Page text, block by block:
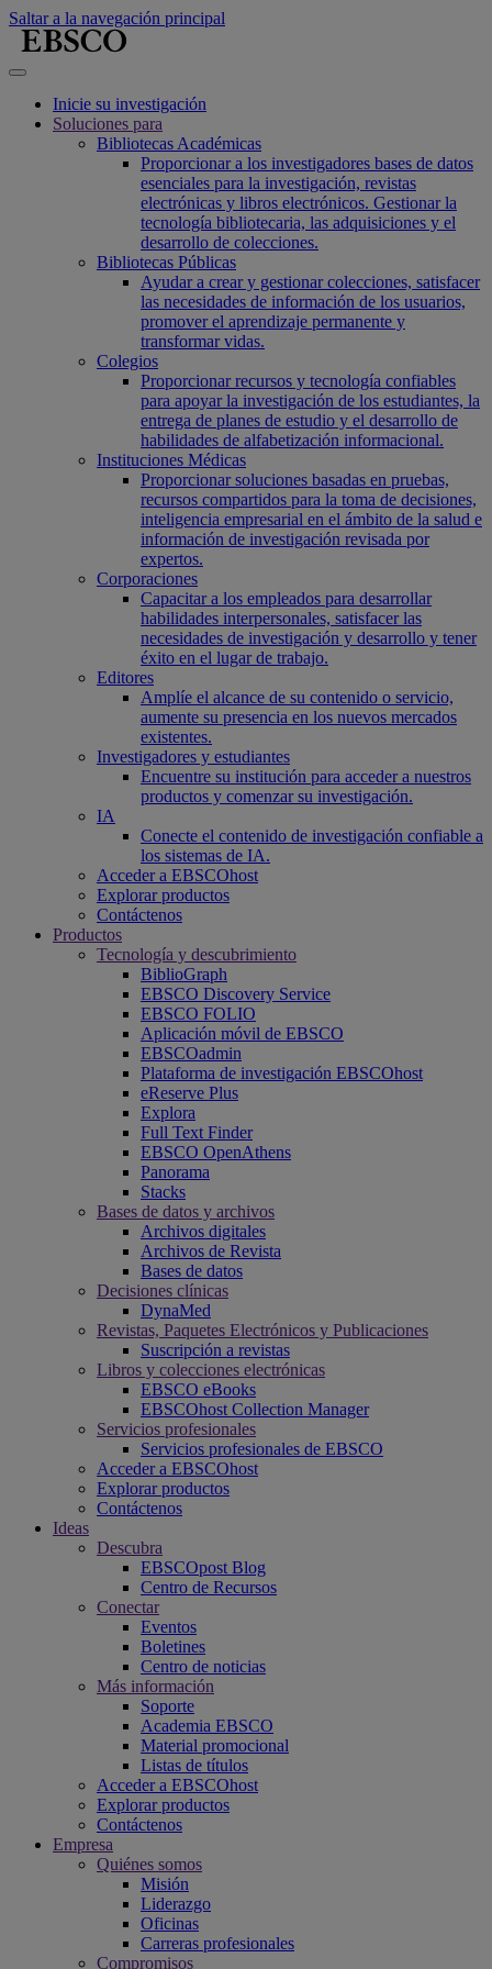
Saltar a la navegación principal
Inicie su investigación
Soluciones para
Bibliotecas Académicas
Proporcionar a los investigadores bases de datos
esenciales para la investigación, revistas
electrónicas y libros electrónicos. Gestionar la
tecnología bibliotecaria, las adquisiciones y el
desarrollo de colecciones.
Bibliotecas Públicas
Ayudar a crear y gestionar colecciones, satisfacer
las necesidades de información de los usuarios,
promover el aprendizaje permanente y
transformar vidas.
Colegios
Proporcionar recursos y tecnología confiables
para apoyar la investigación de los estudiantes, la
entrega de planes de estudio y el desarrollo de
habilidades de alfabetización informacional.
Instituciones Médicas
Proporcionar soluciones basadas en pruebas,
recursos compartidos para la toma de decisiones,
inteligencia empresarial en el ámbito de la salud e
información de investigación revisada por
expertos.
Corporaciones
Capacitar a los empleados para desarrollar
habilidades interpersonales, satisfacer las
necesidades de investigación y desarrollo y tener
éxito en el lugar de trabajo.
Editores
Amplíe el alcance de su contenido o servicio,
aumente su presencia en los nuevos mercados
existentes.
Investigadores y estudiantes
Encuentre su institución para acceder a nuestros
productos y comenzar su investigación.
IA
Conecte el contenido de investigación confiable a
los sistemas de IA.
Acceder a EBSCOhost
Explorar productos
Contáctenos
Productos
Tecnología y descubrimiento
BiblioGraph
EBSCO Discovery Service
EBSCO FOLIO
Aplicación móvil de EBSCO
EBSCOadmin
Plataforma de investigación EBSCOhost
eReserve Plus
Explora
Full Text Finder
EBSCO OpenAthens
Panorama
Stacks
Bases de datos y archivos
Archivos digitales
Archivos de Revista
Bases de datos
Decisiones clínicas
DynaMed
Revistas, Paquetes Electrónicos y Publicaciones
Suscripción a revistas
Libros y colecciones electrónicas
EBSCO eBooks
EBSCOhost Collection Manager
Servicios profesionales
Servicios profesionales de EBSCO
Acceder a EBSCOhost
Explorar productos
Contáctenos
Ideas
Descubra
EBSCOpost Blog
Centro de Recursos
Conectar
Eventos
Boletines
Centro de noticias
Más información
Soporte
Academia EBSCO
Material promocional
Listas de títulos
Acceder a EBSCOhost
Explorar productos
Contáctenos
Empresa
Quiénes somos
Misión
Liderazgo
Oficinas
Carreras profesionales
Compromisos